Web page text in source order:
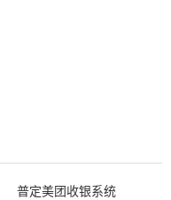
普定美团收银系统